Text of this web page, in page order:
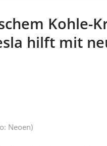
Kohle-
hilft mit
Neoen)